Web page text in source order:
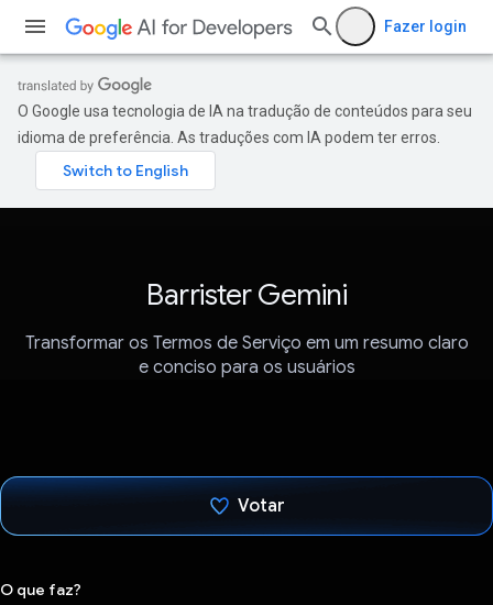
Fazer login
O Google usa tecnologia de IA na tradução de conteúdos para seu
idioma de preferência. As traduções com IA podem ter erros.
Barrister Gemini
Transformar os Termos de Serviço em um resumo claro
e conciso para os usuários
Votar
O que faz?